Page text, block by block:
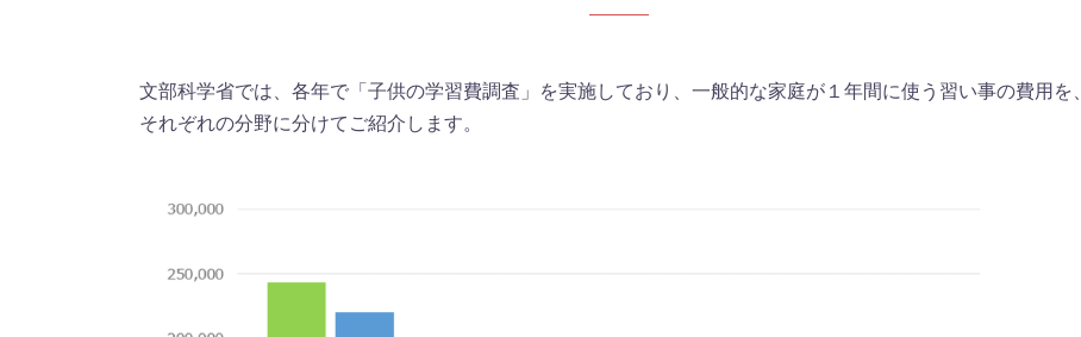
文部科学省では、各年で「子供の学習費調査」を実施しており、一般的な家庭が１年間に使う習い事の費用を、
それぞれの分野に分けてご紹介します。